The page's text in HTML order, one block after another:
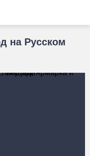
на Русском